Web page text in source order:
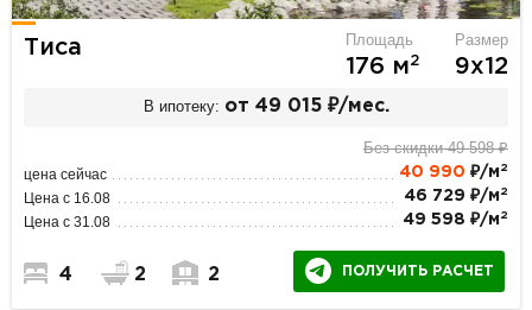
Тиса Площадь
176 м2
Размер
9х12
В ипотеку: от 49 015 ₽/мес.
Без скидки 49 598 ₽
цена сейчас 40 990 ₽/м 2
Цена с 16.08 46 729 ₽/м 2
Цена с 31.08 49 598 ₽/м 2
4 2 2 ПОЛУЧИТЬ РАСЧЕТ